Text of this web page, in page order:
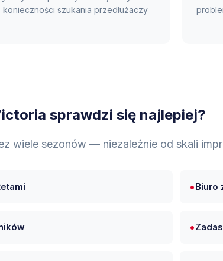
szukania przedłużaczy
sprawdzi się najlepiej?
wiele sezonów — niezależnie od skali
Biuro